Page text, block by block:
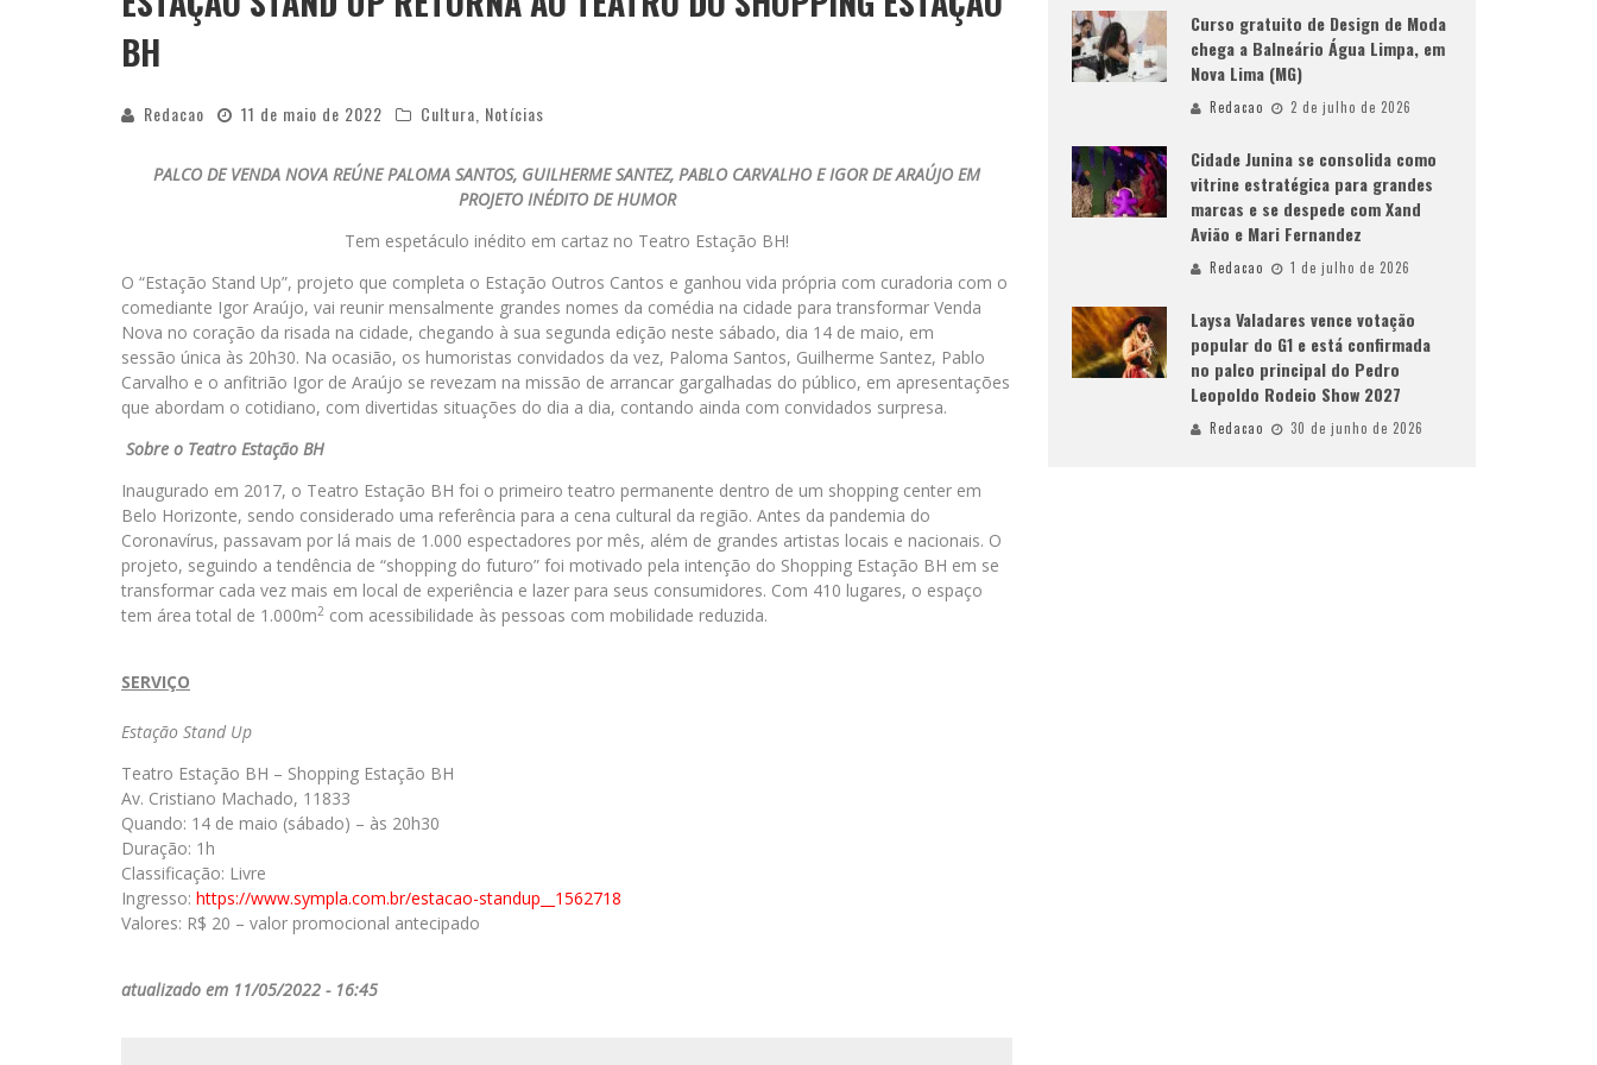
BH
Redacao 11 de maio de 2022 Cultura Notícias
PALCO DE VENDA NOVA REÚNE PALOMA SANTOS, GUILHERME SANTEZ, PABLO CARVALHO E IGOR DE ARAÚJO EM
PROJETO INÉDITO DE HUMOR
Tem espetáculo inédito em cartaz no Teatro Estação BH!
O “Estação Stand Up”, projeto que completa o Estação Outros Cantos e ganhou vida própria com curadoria com o
comediante Igor Araújo, vai reunir mensalmente grandes nomes da comédia na cidade para transformar Venda
Nova no coração da risada na cidade, chegando à sua segunda edição neste sábado, dia 14 de maio, em
sessão única às 20h30. Na ocasião, os humoristas convidados da vez, Paloma Santos, Guilherme Santez, Pablo
Carvalho e o anfitrião Igor de Araújo se revezam na missão de arrancar gargalhadas do público, em apresentações
que abordam o cotidiano, com divertidas situações do dia a dia, contando ainda com convidados surpresa.
Sobre o Teatro Estação BH
Inaugurado em 2017, o Teatro Estação BH foi o primeiro teatro permanente dentro de um shopping center em
Belo Horizonte, sendo considerado uma referência para a cena cultural da região. Antes da pandemia do
Coronavírus, passavam por lá mais de 1.000 espec­tadores por mês, além de grandes artistas locais e nacionais. O
projeto, seguindo a tendência de “shopping do futuro” foi motivado pela intenção do Shopping Estação BH em se
transformar cada vez mais em local de experiência e lazer para seus consumidores. Com 410 lugares, o espaço
tem área total de 1.000m2 com acessibilidade às pessoas com mobilidade reduzida.
SERVIÇO
Estação Stand Up
Teatro Estação BH – Shopping Estação BH
Av. Cristiano Machado, 11833
Quando: 14 de maio (sábado) – às 20h30
Duração: 1h
Classificação: Livre
Ingresso: https://www.sympla.com.br/estacao-standup__1562718
Valores: R$ 20 – valor promocional antecipado
atualizado em 11/05/2022 - 16:45
Curso gratuito de Design de Moda
chega a Balneário Água Limpa, em
Nova Lima (MG)
Redacao 2 de julho de 2026
Cidade Junina se consolida como
vitrine estratégica para grandes
marcas e se despede com Xand
Avião e Mari Fernandez
Redacao 1 de julho de 2026
Laysa Valadares vence votação
popular do G1 e está confirmada
no palco principal do Pedro
Leopoldo Rodeio Show 2027
Redacao 30 de junho de 2026